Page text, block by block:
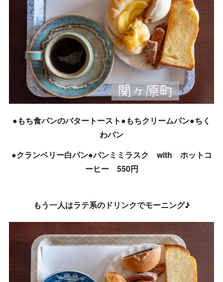
●もち食パンのバタートースト●もちクリームパン●ちく
わパン
●クランベリー白パン●パンミミラスク with ホットコ
ーヒー 550円
もう一人はラテ系のドリンクでモーニング♪